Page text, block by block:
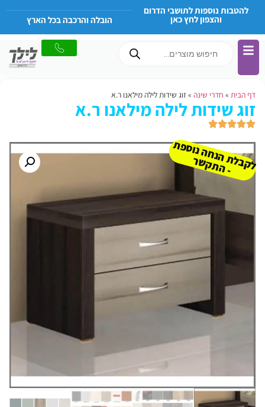
להטבות נוספות לתושבי הדרום
והצפון לחץ כאן הובלה והרכבה בכל הארץ
דף הבית » חדרי שינה » זוג שידות לילה מילאנו ר.א
זוג שידות לילה מילאנו ר.א
ל
ק
ב
ל
ת
הנ
ח
ה נו
ס
פ
ת
-
ה
ת
ק
ש
ר